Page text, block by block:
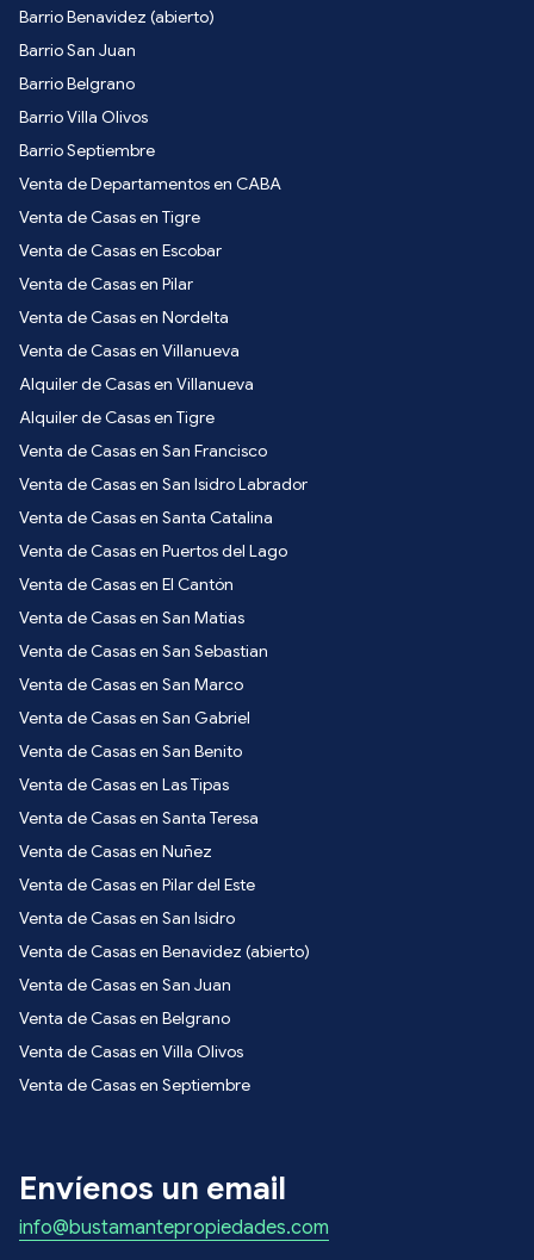
Barrio Benavidez (abierto)
Barrio San Juan
Barrio Belgrano
Barrio Villa Olivos
Barrio Septiembre
Venta de Departamentos en CABA
Venta de Casas en Tigre
Venta de Casas en Escobar
Venta de Casas en Pilar
Venta de Casas en Nordelta
Venta de Casas en Villanueva
Alquiler de Casas en Villanueva
Alquiler de Casas en Tigre
Venta de Casas en San Francisco
Venta de Casas en San Isidro Labrador
Venta de Casas en Santa Catalina
Venta de Casas en Puertos del Lago
Venta de Casas en El Cantón
Venta de Casas en San Matias
Venta de Casas en San Sebastian
Venta de Casas en San Marco
Venta de Casas en San Gabriel
Venta de Casas en San Benito
Venta de Casas en Las Tipas
Venta de Casas en Santa Teresa
Venta de Casas en Nuñez
Venta de Casas en Pilar del Este
Venta de Casas en San Isidro
Venta de Casas en Benavidez (abierto)
Venta de Casas en San Juan
Venta de Casas en Belgrano
Venta de Casas en Villa Olivos
Venta de Casas en Septiembre
Envíenos un email
info@bustamantepropiedades.com